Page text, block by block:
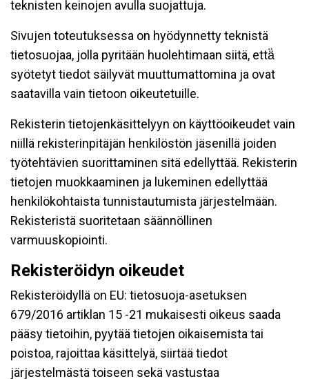
teknisten keinojen avulla suojattuja.
Sivujen toteutuksessa on hyödynnetty teknistä
tietosuojaa, jolla pyritään huolehtimaan siitä, että̈
syötetyt tiedot säilyvät muuttumattomina ja ovat
saatavilla vain tietoon oikeutetuille.
Rekisterin tietojenkäsittelyyn on käyttöoikeudet vain
niillä rekisterinpitäjän henkilöstön jäsenillä joiden
työtehtävien suorittaminen sitä edellyttää. Rekisterin
tietojen muokkaaminen ja lukeminen edellyttää
henkilökohtaista tunnistautumista järjestelmään.
Rekisteristä suoritetaan säännöllinen
varmuuskopiointi.
Rekisteröidyn oikeudet
Rekisteröidyllä on EU: tietosuoja-asetuksen
679/2016 artiklan 15 -21 mukaisesti oikeus saada
pääsy tietoihin, pyytää tietojen oikaisemista tai
poistoa, rajoittaa käsittelyä, siirtää tiedot
järjestelmästä toiseen sekä vastustaa